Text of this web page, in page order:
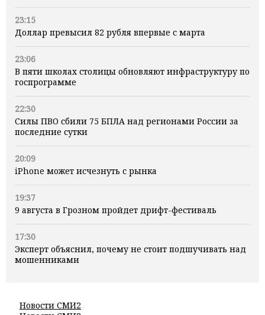
23:15
Доллар превысил 82 рубля впервые с марта
23:06
В пяти школах столицы обновляют инфраструктуру по
госпрограмме
22:30
Силы ПВО сбили 75 БПЛА над регионами России за
последние сутки
20:09
iPhone может исчезнуть с рынка
19:37
9 августа в Грозном пройдет дрифт-фестиваль
17:30
Эксперт объяснил, почему не стоит подшучивать над
мошенниками
Новости СМИ2